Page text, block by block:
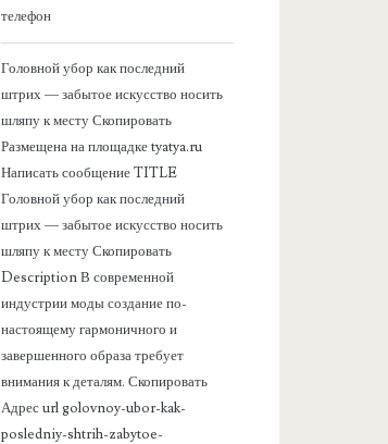
телефон
Головной убор как последний
штрих — забытое искусство носить
шляпу к месту Скопировать
Размещена на площадке tyatya.ru
Написать сообщение TITLE
Головной убор как последний
штрих — забытое искусство носить
шляпу к месту Скопировать
Description В современной
индустрии моды создание по-
настоящему гармоничного и
завершенного образа требует
внимания к деталям. Скопировать
Адрес url golovnoy-ubor-kak-
posledniy-shtrih-zabytoe-